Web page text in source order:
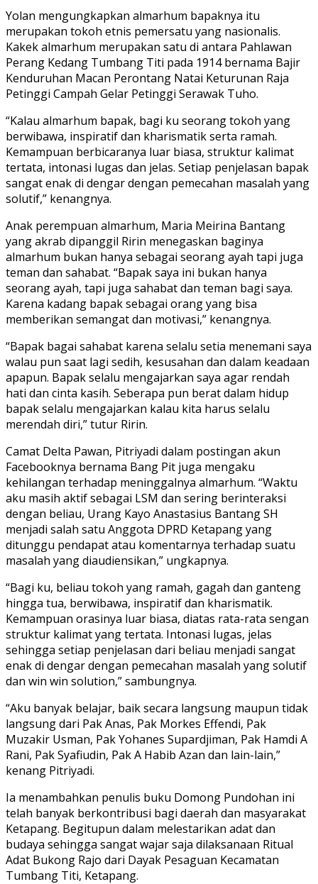
Yolan mengungkapkan almarhum bapaknya itu
merupakan tokoh etnis pemersatu yang nasionalis.
Kakek almarhum merupakan satu di antara Pahlawan
Perang Kedang Tumbang Titi pada 1914 bernama Bajir
Kenduruhan Macan Perontang Natai Keturunan Raja
Petinggi Campah Gelar Petinggi Serawak Tuho.
“Kalau almarhum bapak, bagi ku seorang tokoh yang
berwibawa, inspiratif dan kharismatik serta ramah.
Kemampuan berbicaranya luar biasa, struktur kalimat
tertata, intonasi lugas dan jelas. Setiap penjelasan bapak
sangat enak di dengar dengan pemecahan masalah yang
solutif,” kenangnya.
Anak perempuan almarhum, Maria Meirina Bantang
yang akrab dipanggil Ririn menegaskan baginya
almarhum bukan hanya sebagai seorang ayah tapi juga
teman dan sahabat. “Bapak saya ini bukan hanya
seorang ayah, tapi juga sahabat dan teman bagi saya.
Karena kadang bapak sebagai orang yang bisa
memberikan semangat dan motivasi,” kenangnya.
“Bapak bagai sahabat karena selalu setia menemani saya
walau pun saat lagi sedih, kesusahan dan dalam keadaan
apapun. Bapak selalu mengajarkan saya agar rendah
hati dan cinta kasih. Seberapa pun berat dalam hidup
bapak selalu mengajarkan kalau kita harus selalu
merendah diri,” tutur Ririn.
Camat Delta Pawan, Pitriyadi dalam postingan akun
Facebooknya bernama Bang Pit juga mengaku
kehilangan terhadap meninggalnya almarhum. “Waktu
aku masih aktif sebagai LSM dan sering berinteraksi
dengan beliau, Urang Kayo Anastasius Bantang SH
menjadi salah satu Anggota DPRD Ketapang yang
ditunggu pendapat atau komentarnya terhadap suatu
masalah yang diaudiensikan,” ungkapnya.
“Bagi ku, beliau tokoh yang ramah, gagah dan ganteng
hingga tua, berwibawa, inspiratif dan kharismatik.
Kemampuan orasinya luar biasa, diatas rata-rata sengan
struktur kalimat yang tertata. Intonasi lugas, jelas
sehingga setiap penjelasan dari beliau menjadi sangat
enak di dengar dengan pemecahan masalah yang solutif
dan win win solution,” sambungnya.
“Aku banyak belajar, baik secara langsung maupun tidak
langsung dari Pak Anas, Pak Morkes Effendi, Pak
Muzakir Usman, Pak Yohanes Supardjiman, Pak Hamdi A
Rani, Pak Syafiudin, Pak A Habib Azan dan lain-lain,”
kenang Pitriyadi.
Ia menambahkan penulis buku Domong Pundohan ini
telah banyak berkontribusi bagi daerah dan masyarakat
Ketapang. Begitupun dalam melestarikan adat dan
budaya sehingga sangat wajar saja dilaksanaan Ritual
Adat Bukong Rajo dari Dayak Pesaguan Kecamatan
Tumbang Titi, Ketapang.